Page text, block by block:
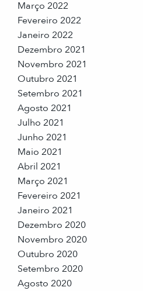
Março 2022
Fevereiro 2022
Janeiro 2022
Dezembro 2021
Novembro 2021
Outubro 2021
Setembro 2021
Agosto 2021
Julho 2021
Junho 2021
Maio 2021
Abril 2021
Março 2021
Fevereiro 2021
Janeiro 2021
Dezembro 2020
Novembro 2020
Outubro 2020
Setembro 2020
Agosto 2020